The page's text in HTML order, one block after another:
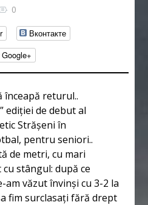
0
Вконтакте
Google+
înceapă returul..
ediției de debut al
Strășeni în
pentru seniori..
de metri, cu mari
stângul: după ce
am văzut învinși cu 3-2 la
fim surclasați fără drept